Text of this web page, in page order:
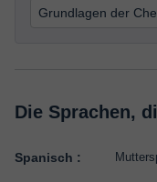
Grundlagen der
Die Sprachen,
Spanisch :